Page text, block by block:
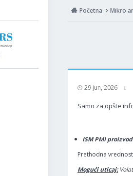
Početna Mikro
29 jun, 2026
Samo za opšte
ISM PMI
Prethodna
Mogući uticaj: